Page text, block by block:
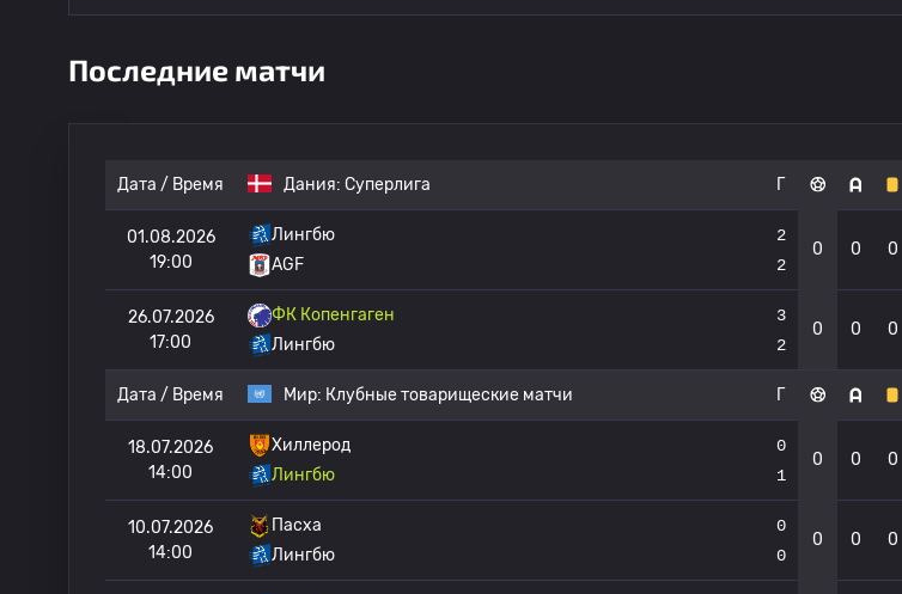
Последние матчи
Дата / Время Дания: Суперлига Г
01.08.2026
19:00
Лингбю
AGF
2
2
0 0 0
26.07.2026
17:00
ФК Копенгаген
Лингбю
3
2
0 0 0
Дата / Время Мир: Клубные товарищеские матчи Г
18.07.2026
14:00
Хиллерод
Лингбю
0
1
0 0 0
10.07.2026
14:00
Пасха
Лингбю
0
0
0 0 0